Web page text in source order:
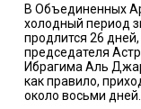
В Объединенных
холодный период
продлится 26
председателя
Ибрагима Аль
как правило,
около восьми дней.